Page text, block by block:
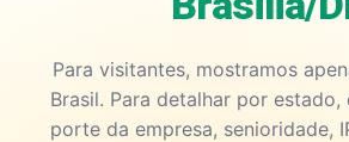
Para visitantes, mostramos
Brasil. Para detalhar por estado,
porte da empresa, senioridade,